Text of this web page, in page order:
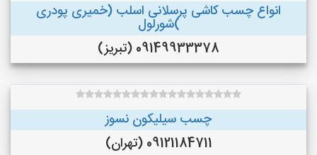
انواع چسب کاشی پرسلانی اسلب (خمیری پودری
)شورلول
09149933378 (تبریز)
چسب سیلیکون نسوز
09121184711 (تهران)